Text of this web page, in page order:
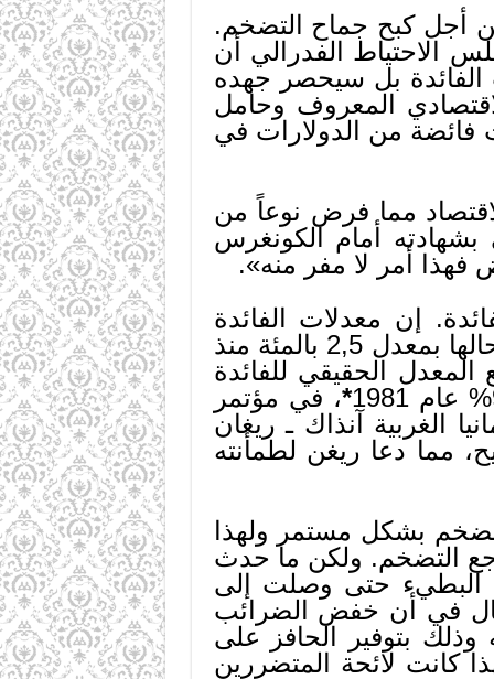
جديداً دراماتيكياً قد بُديء العمل به في تشرين الأول 1979 من أجل كبح جماح التضخم.
الاحتياط الفدرالي أن
الفائدة بل سيحصر جهده
المعروف وحامل
فائضة من الدولارات في
مما فرض نوعاً من
أمام الكونغرس
فهذا أمر لا مفر منه».
إن معدلات الفائدة
«الحقيقية» ـ وهي مردود المال بعد حساب قيمة التضخم ـ ما تزال على حالها بمعدل 2,5 بالمئة منذ
الحقيقي للفائدة
*، في مؤتمر
ألمانيا الغربية آنذاك ـ ريغان
مما دعا ريغن لطمأنته
بشكل مستمر ولهذا
التضخم. ولكن ما حدث
البطيء حتى وصلت إلى
1982، وهكذا تحطمت الآمال في أن خفض الضرائب
حيويته وذلك بتوفير الحافز على
كانت لائحة المتضررين